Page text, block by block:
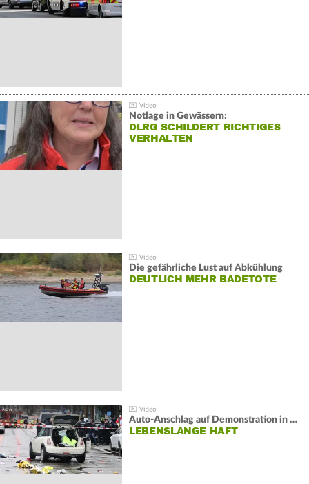
Notlage in Gewässern:
DLRG SCHILDERT RICHTIGES
VERHALTEN
Die gefährliche Lust auf Abkühlung
DEUTLICH MEHR BADETOTE
Auto-Anschlag auf Demonstration in München:
LEBENSLANGE HAFT